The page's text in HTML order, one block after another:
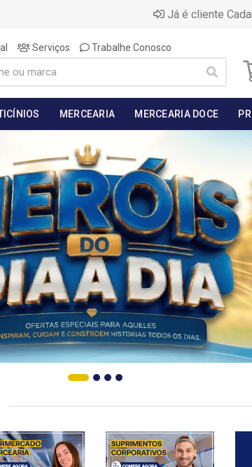
Já é cliente
Serviços Trabalhe Conosco
MERCEARIA MERCEARIA DOCE